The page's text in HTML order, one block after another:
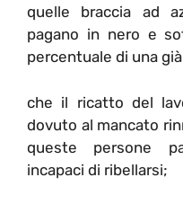
quelle braccia ad
pagano in nero e
percentuale di una
che il ricatto del
dovuto al mancato
queste persone
incapaci di ribellarsi;